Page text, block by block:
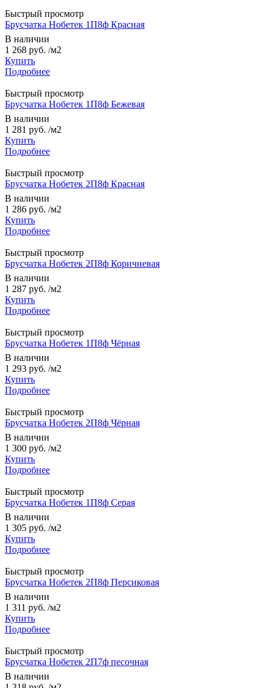
Быстрый просмотр
Брусчатка Нобетек 1П8ф Красная
В наличии
1 268 руб. /м2
Купить
Подробнее
Быстрый просмотр
Брусчатка Нобетек 1П8ф Бежевая
В наличии
1 281 руб. /м2
Купить
Подробнее
Быстрый просмотр
Брусчатка Нобетек 2П8ф Красная
В наличии
1 286 руб. /м2
Купить
Подробнее
Быстрый просмотр
Брусчатка Нобетек 2П8ф Коричневая
В наличии
1 287 руб. /м2
Купить
Подробнее
Быстрый просмотр
Брусчатка Нобетек 1П8ф Чёрная
В наличии
1 293 руб. /м2
Купить
Подробнее
Быстрый просмотр
Брусчатка Нобетек 2П8ф Чёрная
В наличии
1 300 руб. /м2
Купить
Подробнее
Быстрый просмотр
Брусчатка Нобетек 1П8ф Серая
В наличии
1 305 руб. /м2
Купить
Подробнее
Быстрый просмотр
Брусчатка Нобетек 2П8ф Персиковая
В наличии
1 311 руб. /м2
Купить
Подробнее
Быстрый просмотр
Брусчатка Нобетек 2П7ф песочная
В наличии